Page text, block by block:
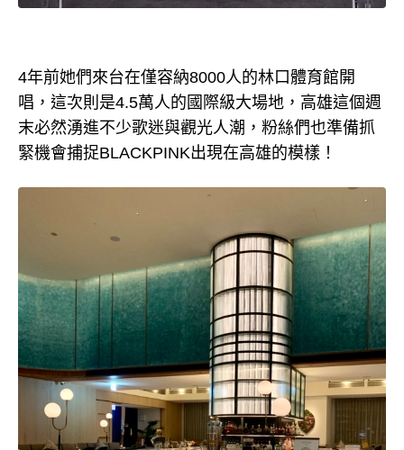
4年前她們來台在僅容納8000人的林口體育館開
唱，這次則是4.5萬人的國際級大場地，高雄這個週
末必然湧進不少歌迷與觀光人潮，粉絲們也準備抓
緊機會捕捉BLACKPINK出現在高雄的模樣！